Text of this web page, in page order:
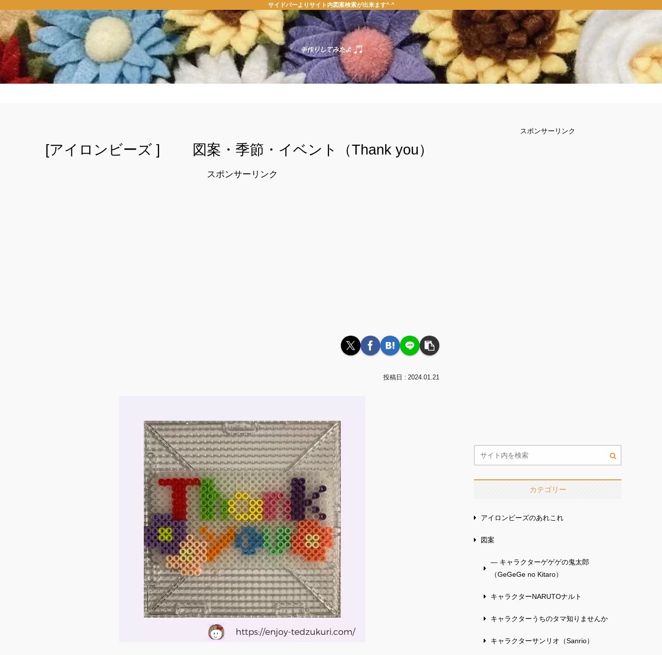
サイドバーよりサイト内図案検索が出来ます^ ^
[アイロンビーズ ] 図案・季節・イベント（Thank you）
スポンサーリンク
2024.01.21
スポンサーリンク
カテゴリー
アイロンビーズのあれこれ
図案
— キャラクターゲゲゲの鬼太郎
（GeGeGe no Kitaro）
キャラクターNARUTOナルト
キャラクターうちのタマ知りませんか
キャラクターサンリオ（Sanrio）